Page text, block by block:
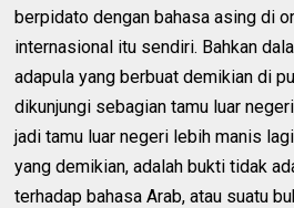
berpidato dengan bahasa asing di
internasional itu sendiri. Bahkan
adapula yang berbuat demikian di
dikunjungi sebagian tamu luar
jadi tamu luar negeri lebih manis
yang demikian, adalah bukti tidak
terhadap bahasa Arab, atau suatu